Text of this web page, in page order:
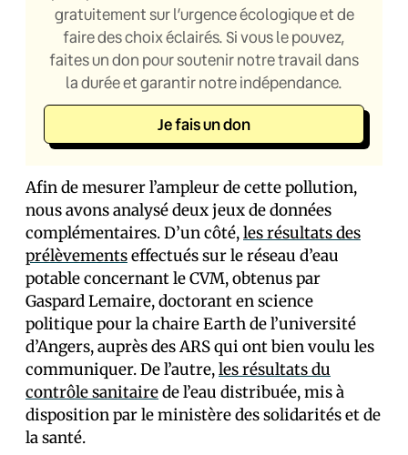
gratuitement sur l’urgence écologique et de
faire des choix éclairés. Si vous le pouvez,
faites un don pour soutenir notre travail dans
la durée et garantir notre indépendance.
Je fais un don
Afin de mesurer l’ampleur de cette pollution,
nous avons analysé deux jeux de données
complémentaires. D’un côté,les résultats des
prélèvementseffectués sur le réseau d’eau
potable concernant le CVM, obtenus par
Gaspard Lemaire, doctorant en science
politique pour la chaire Earth de l’université
d’Angers, auprès des ARS qui ont bien voulu les
communiquer. De l’autre,les résultats du
contrôle sanitairede l’eau distribuée, mis à
disposition par le ministère des solidarités et de
la santé.